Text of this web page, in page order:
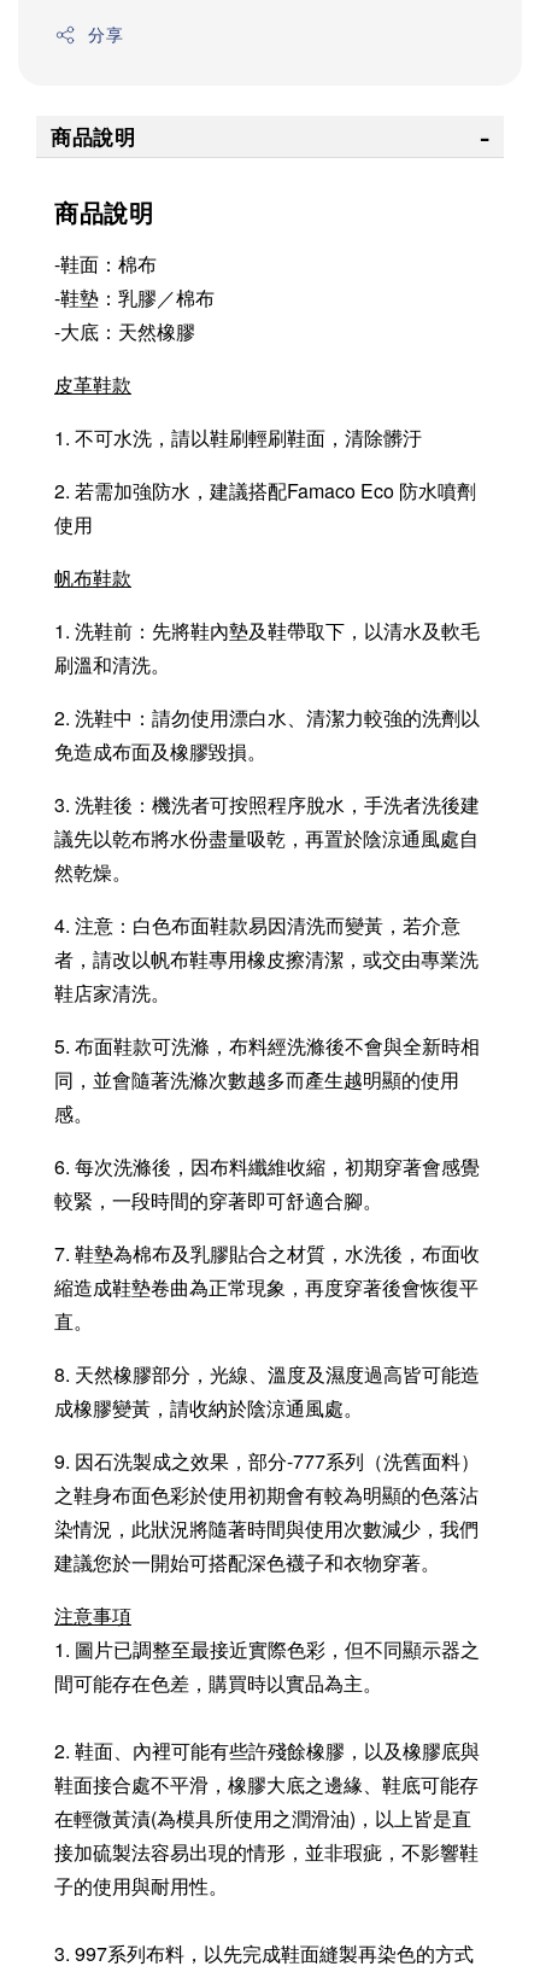
分享
商品說明
商品說明
-鞋面：棉布
-鞋墊：乳膠／棉布
-大底：天然橡膠
皮革鞋款
1. 不可水洗，請以鞋刷輕刷鞋面，清除髒汙
2. 若需加強防水，建議搭配Famaco Eco 防水噴劑
使用
帆布鞋款
1. 洗鞋前：先將鞋內墊及鞋帶取下，以清水及軟毛
刷溫和清洗。
2. 洗鞋中：請勿使用漂白水、清潔力較強的洗劑以
免造成布面及橡膠毀損。
3. 洗鞋後：機洗者可按照程序脫水，手洗者洗後建
議先以乾布將水份盡量吸乾，再置於陰涼通風處自
然乾燥。
4. 注意：白色布面鞋款易因清洗而變黃，若介意
者，請改以帆布鞋專用橡皮擦清潔，或交由專業洗
鞋店家清洗。
5. 布面鞋款可洗滌，布料經洗滌後不會與全新時相
同，並會隨著洗滌次數越多而產生越明顯的使用
感。
6. 每次洗滌後，因布料纖維收縮，初期穿著會感覺
較緊，一段時間的穿著即可舒適合腳。
7. 鞋墊為棉布及乳膠貼合之材質，水洗後，布面收
縮造成鞋墊卷曲為正常現象，再度穿著後會恢復平
直。
8. 天然橡膠部分，光線、溫度及濕度過高皆可能造
成橡膠變黃，請收納於陰涼通風處。
9. 因石洗製成之效果，部分-777系列（洗舊面料）
之鞋身布面色彩於使用初期會有較為明顯的色落沾
染情況，此狀況將隨著時間與使用次數減少，我們
建議您於一開始可搭配深色襪子和衣物穿著。
注意事項
1. 圖片已調整至最接近實際色彩，但不同顯示器之
間可能存在色差，購買時以實品為主。
2. 鞋面、內裡可能有些許殘餘橡膠，以及橡膠底與
鞋面接合處不平滑，橡膠大底之邊緣、鞋底可能存
在輕微黃漬(為模具所使用之潤滑油)，以上皆是直
接加硫製法容易出現的情形，並非瑕疵，不影響鞋
子的使用與耐用性。
3. 997系列布料，以先完成鞋面縫製再染色的方式